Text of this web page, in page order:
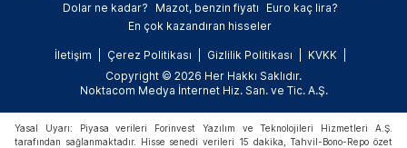
Dolar ne kadar?
Mazot, benzin fiyatı
Euro kaç lira?
En çok kazandıran hisseler
İletişim Çerez Politikası Gizlilik Politikası
KVKK
Copyright © 2026 Her Hakkı Saklıdır.
Noktacom Medya İnternet Hiz. San. ve Tic. A.Ş.
Yasal Uyarı: Piyasa verileri Forinvest Yazılım ve Teknolojileri Hizmetleri A.Ş.
tarafından sağlanmaktadır. Hisse senedi verileri 15 dakika, Tahvil-Bono-Repo özet